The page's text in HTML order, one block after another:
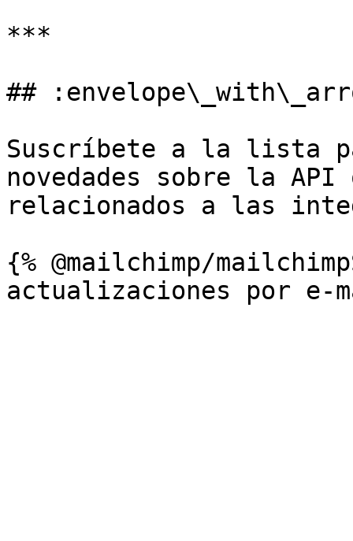
***
##
Suscríbete a la lista
novedades sobre la
relacionados a las
{% @mailchimp/